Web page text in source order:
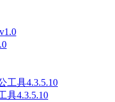
具4.3.5.10